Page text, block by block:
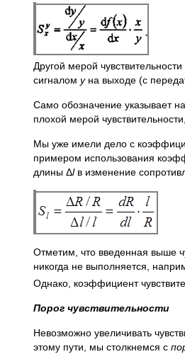
Другой мерой
сигналом у на выходе (с
Само обозначение указывает
плохой мерой
Мы уже имели дело с
примером использования
длины Δlв изменение
Отметим, что введенная выше
никогда не выполняется,
Однако, коэффициент
Порог чувствительности
Невозможно увеличивать
этому пути, мы столкнемся с